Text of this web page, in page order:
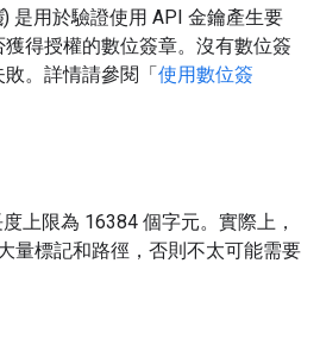
) 是用於驗證使用 API 金鑰產生要
得授權的數位簽章。沒有數位簽
。詳情請參閱「使用數位簽
上限為 16384 個字元。實際上，
量標記和路徑，否則不太可能需要